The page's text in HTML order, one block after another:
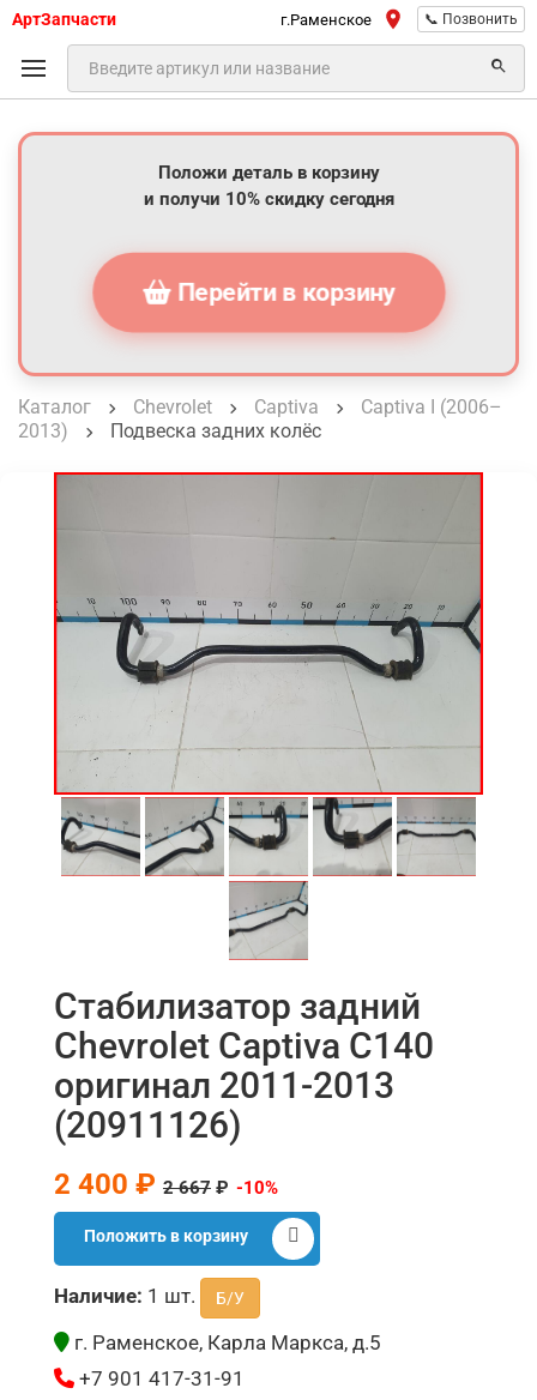
АртЗапчасти г.Раменское 📞 Позвонить
Положи деталь в корзину
и получи 10% скидку сегодня
Перейти в корзину
Каталог Chevrolet Captiva
Captiva I (2006–
2013)
Подвеска задних колёс
Стабилизатор задний
Chevrolet Captiva C140
оригинал 2011-2013
(20911126)
2 400 ₽ 2 667 ₽ -10%
Положить в корзину
Наличие: 1 шт. Б/У
г. Раменское, Карла Маркса, д.5
+7 901 417-31-91